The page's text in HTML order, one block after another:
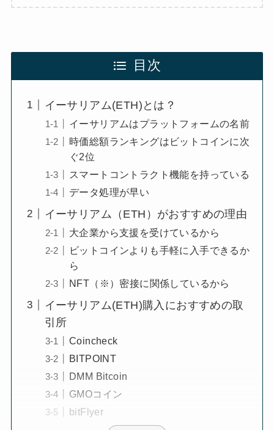
目次
イーサリアム(ETH)とは？
イーサリアムはプラットフォームの名前
時価総額ランキングはビットコインに次
ぐ2位
スマートコントラクト機能を持っている
データ処理が早い
イーサリアム（ETH）がおすすめの理由
大企業から支援を受けているから
ビットコインよりも手軽に入手できるか
ら
NFT（※）密接に関係しているから
イーサリアム(ETH)購入におすすめの取
引所
Coincheck
BITPOINT
DMM Bitcoin
GMOコイン
bitFlyer